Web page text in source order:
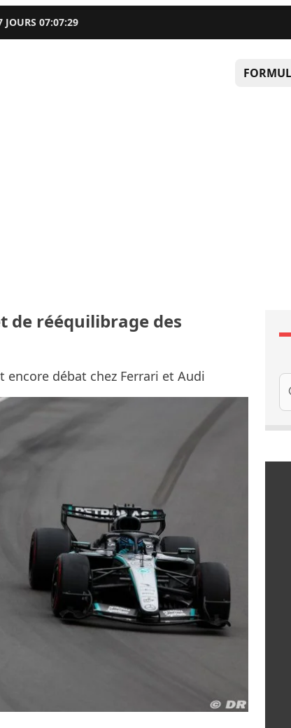
JOURS07:07:28
de rééquilibrage des
débat chez Ferrari et Audi